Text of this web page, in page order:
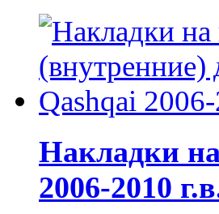
Накладки
2006-2010